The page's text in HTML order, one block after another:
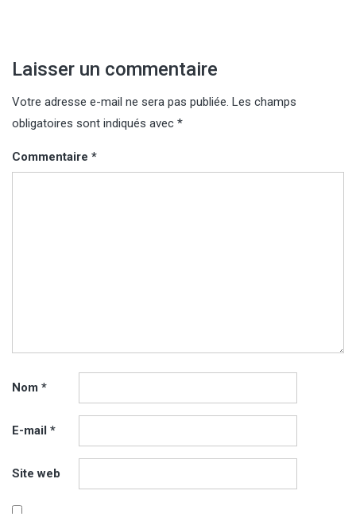
Laisser un commentaire
Votre adresse e-mail ne sera pas publiée. Les champs
obligatoires sont indiqués avec *
Commentaire *
Nom *
E-mail *
Site web